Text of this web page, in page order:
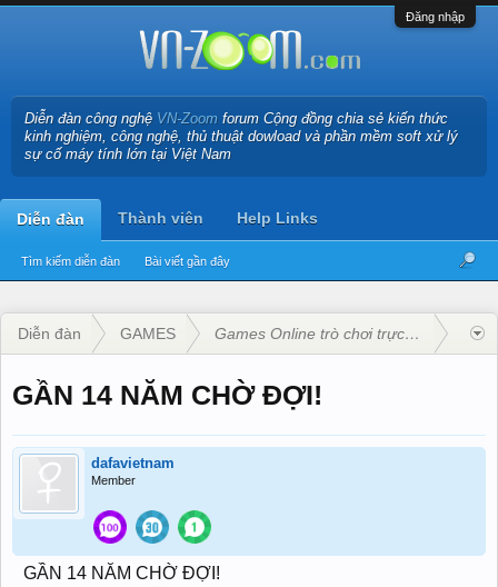
Đăng nhập
Diễn đàn công nghệ VN-Zoom forum Cộng đồng chia sẻ kiến thức
kinh nghiệm, công nghệ, thủ thuật dowload và phần mềm soft xử lý
sự cố máy tính lớn tại Việt Nam
Diễn đàn
Tìm kiếm diễn đàn Bài viết gần đây
Thành viên Help Links
Diễn đàn GAMES Games Online trò chơi trực tuyến
GẦN 14 NĂM CHỜ ĐỢI!
dafavietnam
Member
GẦN 14 NĂM CHỜ ĐỢI!